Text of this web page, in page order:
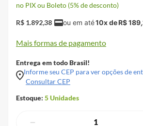
no PIX ou Boleto (5% de desconto)
R$ 1.892,38 10x deR$189,
Mais formas de pagamento
Entrega em todo Brasil!
Informe seu CEP para ver opções de
Consultar CEP
Estoque: 5Unidades
－